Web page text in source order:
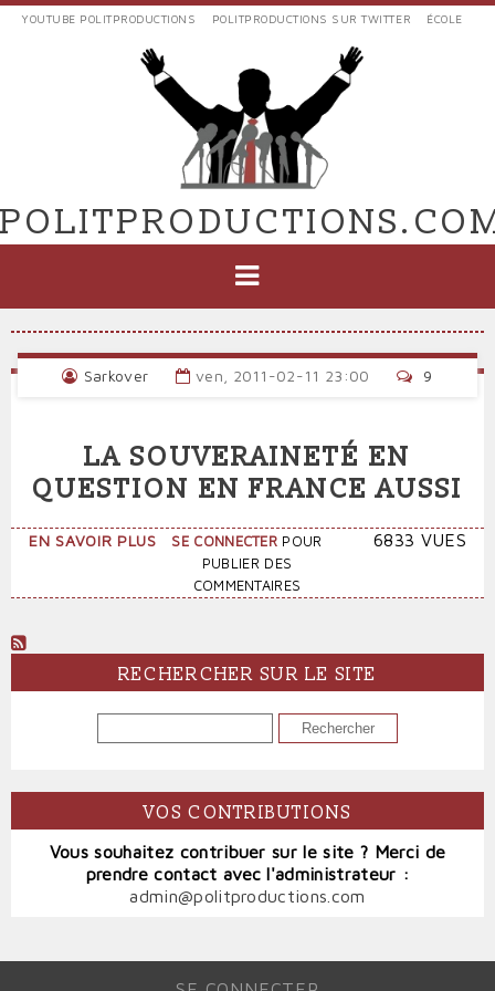
Aller
EXTERNES
POLIT'PRODUCTIONS
YOUTUBE POLITPRODUCTIONS POLITPRODUCTIONS SUR TWITTER ÉCOLE
PRINCIPALE
Sarkover ven, 2011-02-11 23:00 9
LA SOUVERAINETÉ EN
QUESTION EN FRANCE AUSSI
EN SAVOIR PLUS SUR
SOUVERAINETÉ
EN
FRANCE
AUSSI
SE CONNECTER POUR
PUBLIER DES
COMMENTAIRES
6833 VUES
RECHERCHER SUR LE SITE
RECHERCHER
VOS CONTRIBUTIONS
Vous souhaitez contribuer sur le site ? Merci de
prendre contact avec l'administrateur :
admin@politproductions.com